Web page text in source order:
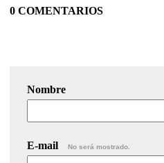
0 COMENTARIOS
Nombre
E-mail No será mostrado.